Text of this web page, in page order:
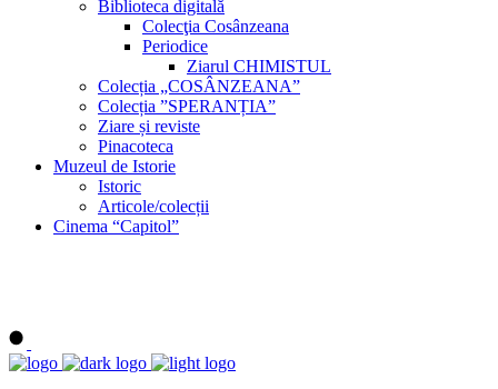
Biblioteca digitală
Colecţia Cosânzeana
Periodice
Ziarul CHIMISTUL
Colecția „COSÂNZEANA”
Colecția ”SPERANȚIA”
Ziare și reviste
Pinacoteca
Muzeul de Istorie
Istoric
Articole/colecții
Cinema “Capitol”